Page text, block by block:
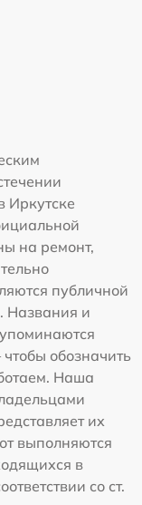
Иркутске
на ремонт,
публичной
Названия и
обозначить
Наша
их
выполняются
в
со ст.